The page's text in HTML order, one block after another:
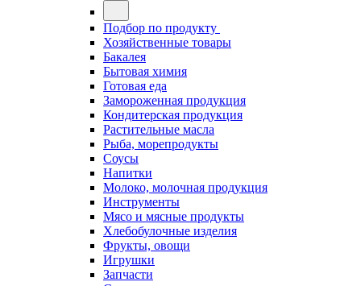
Подбор по продукту
Хозяйственные товары
Бакалея
Бытовая химия
Готовая еда
Замороженная продукция
Кондитерская продукция
Растительные масла
Рыба, морепродукты
Соусы
Напитки
Молоко, молочная продукция
Инструменты
Мясо и мясные продукты
Хлебобулочные изделия
Фрукты, овощи
Игрушки
Запчасти